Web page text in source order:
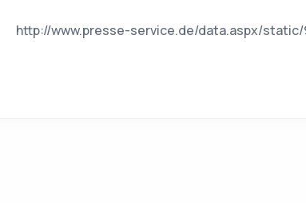
http://www.presse-service.de/data.aspx/static/